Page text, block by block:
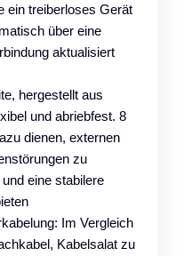
ein treiberloses Gerät
über eine
aktualisiert
hergestellt aus
und abriebfest. 8
dienen, externen
zu
eine stabilere
Im Vergleich
Kabelsalat zu